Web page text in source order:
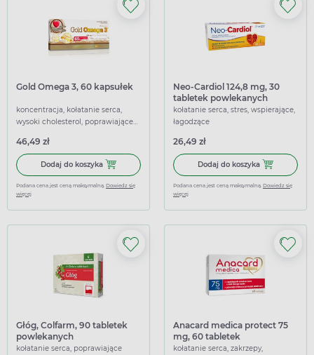
Gold Omega 3, 60 kapsułek
koncentracja, kołatanie serca,
wysoki cholesterol, poprawiające
wzmacniające
46,49 zł
Dodaj do koszyka Dodaj do koszyka Gold Omega 3, 60 kapsułek
Podana cena jest ceną maksymalną. Dowiedz się
więcej
Neo-Cardiol 124,8 mg, 30
tabletek powlekanych
kołatanie serca, stres, wspierające,
łagodzące
26,49 zł
Dodaj do koszyka Dodaj do
Podana cena jest ceną maksymalną. Dowiedz się
więcej
Głóg, Colfarm, 90 tabletek
powlekanych
kołatanie serca, poprawiające
Anacard medica protect 75
mg, 60 tabletek
kołatanie serca, zakrzepy,